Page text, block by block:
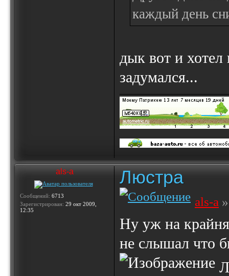
каждый день
дык вот и хотел
задумался...
als-a
Сообщений: 6713
Зарегистрирован: 29 окт 2009,
12:35
Люстра
als-a
Ну уж на
не слышал что